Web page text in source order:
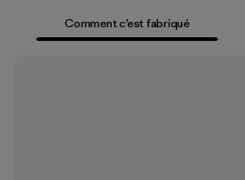
Comment c’est fabriqué